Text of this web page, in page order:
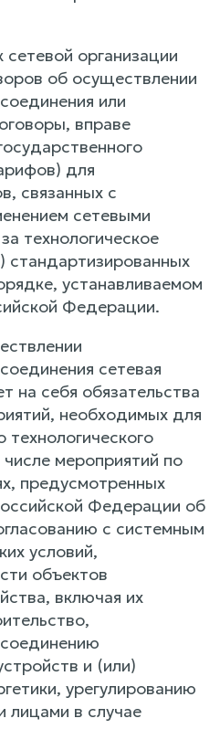
организации
об осуществлении
или
вправе
для
связанных с
сетевыми
технологическое
стандартизированных
устанавливаемом
Федерации.
сетевая
на себя обязательства
необходимых для
технологического
мероприятий по
предусмотренных
Федерации об
с системным
условий,
объектов
включая их
и (или)
урегулированию
лицами в случае